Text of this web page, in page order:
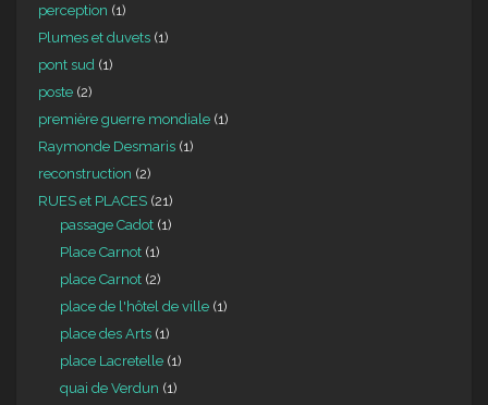
perception (1)
Plumes et duvets (1)
pont sud (1)
poste (2)
première guerre mondiale (1)
Raymonde Desmaris (1)
reconstruction (2)
RUES et PLACES (21)
passage Cadot (1)
Place Carnot (1)
place Carnot (2)
place de l'hôtel de ville (1)
place des Arts (1)
place Lacretelle (1)
quai de Verdun (1)